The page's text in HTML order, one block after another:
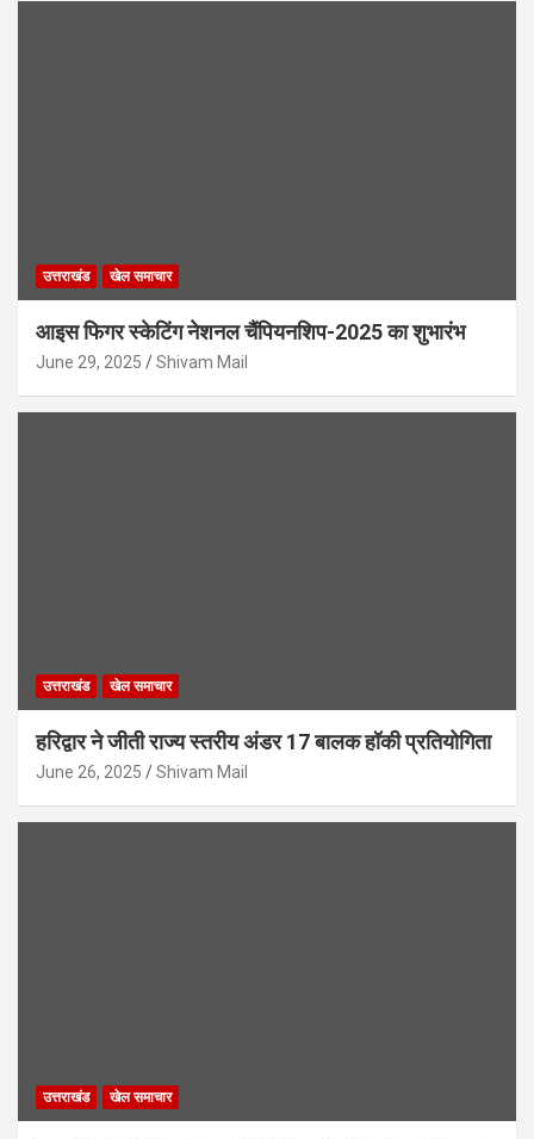
उत्तराखंड खेल समाचार
आइस फिगर स्केटिंग नेशनल चैंपियनशिप-2025 का शुभारंभ
June 29, 2025 Shivam Mail
उत्तराखंड खेल समाचार
हरिद्वार ने जीती राज्य स्तरीय अंडर 17 बालक हॉकी प्रतियोगिता
June 26, 2025 Shivam Mail
उत्तराखंड खेल समाचार